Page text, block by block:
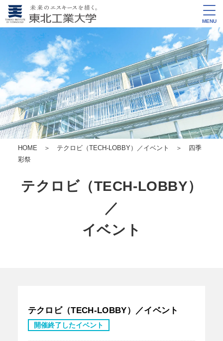
MENU
HOME ＞ テクロビ（TECH-LOBBY）／イベント
＞ 四季
彩祭
テクロビ（TECH-LOBBY）
／
イベント
テクロビ（TECH-LOBBY）／イベント
開催終了したイベント